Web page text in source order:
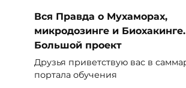
Вся Правда о Мухаморах,
микродозинге и Биохакинге.
Большой проект
Друзья приветствую вас в
портала обучения